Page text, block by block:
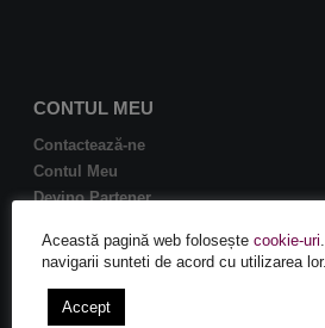
CONTUL MEU
Contactează-ne
Contul Meu
Devino Partener
Istoric comenzi
Întrebări
Login
Această pagină web folosește cookie-uri
navigarii sunteti de acord cu utilizarea lor.
Accept